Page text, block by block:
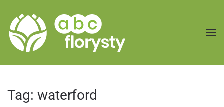
Przejdź do treści głównej
Tag: waterford